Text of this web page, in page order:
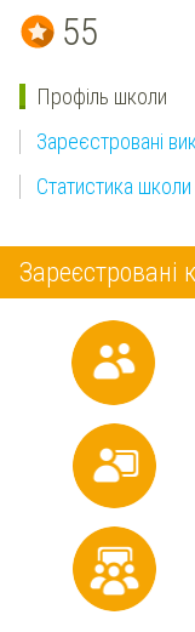
55
Профіль школи
Зареєстровані
Статистика школи
Зареєстровані